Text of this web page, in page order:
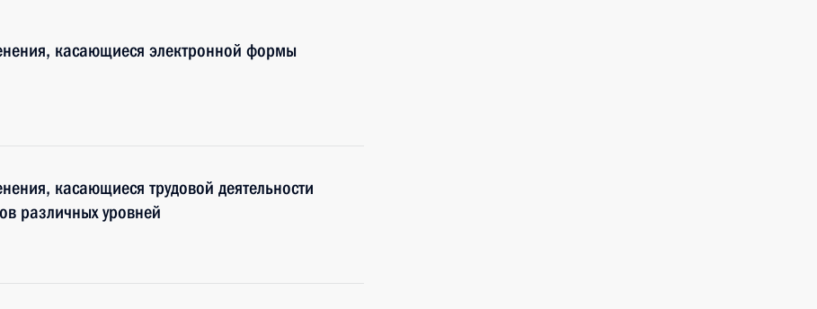
касающиеся электронной формы
касающиеся трудовой деятельности
различных уровней